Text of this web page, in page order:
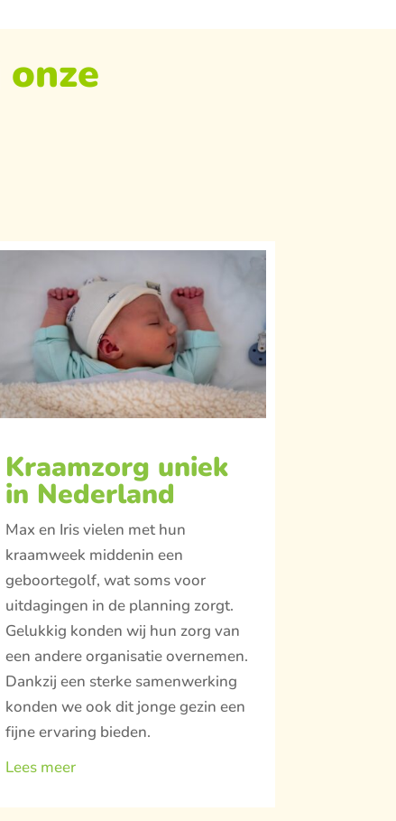
Kraamzorg uniek
in Nederland
Max en Iris vielen met hun
kraamweek middenin een
geboortegolf, wat soms voor
uitdagingen in de planning zorgt.
Gelukkig konden wij hun zorg van
een andere organisatie overnemen.
Dankzij een sterke samenwerking
konden we ook dit jonge gezin een
fijne ervaring bieden.
Lees meer